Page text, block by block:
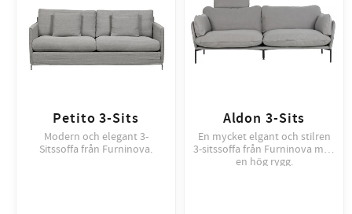
Petito 3-Sits
Modern och elegant 3-
Sitssoffa från Furninova.
Aldon 3-Sits
En mycket elgant och stilren
3-sitssoffa från Furninova med
en hög rygg.